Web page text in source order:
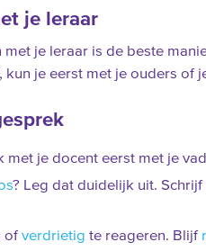
je leraar
je leraar is de beste
je eerst met je ouders of
met je docent eerst met je
? Leg dat duidelijk uit.
of verdrietig te reageren. Blijf